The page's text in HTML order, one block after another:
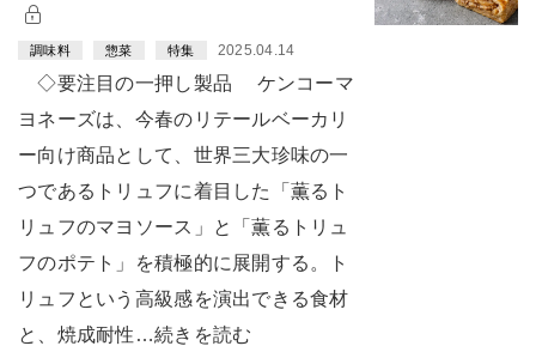
調味料 惣菜 特集 2025.04.14
◇要注目の一押し製品 ケンコーマ
ヨネーズは、今春のリテールベーカリ
ー向け商品として、世界三大珍味の一
つであるトリュフに着目した「薫るト
リュフのマヨソース」と「薫るトリュ
フのポテト」を積極的に展開する。ト
リュフという高級感を演出できる食材
と、焼成耐性…続きを読む